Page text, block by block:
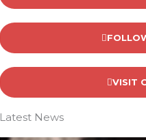
VISIT
Latest News